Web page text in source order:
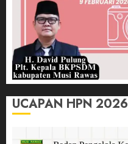
UCAPAN HPN 2026